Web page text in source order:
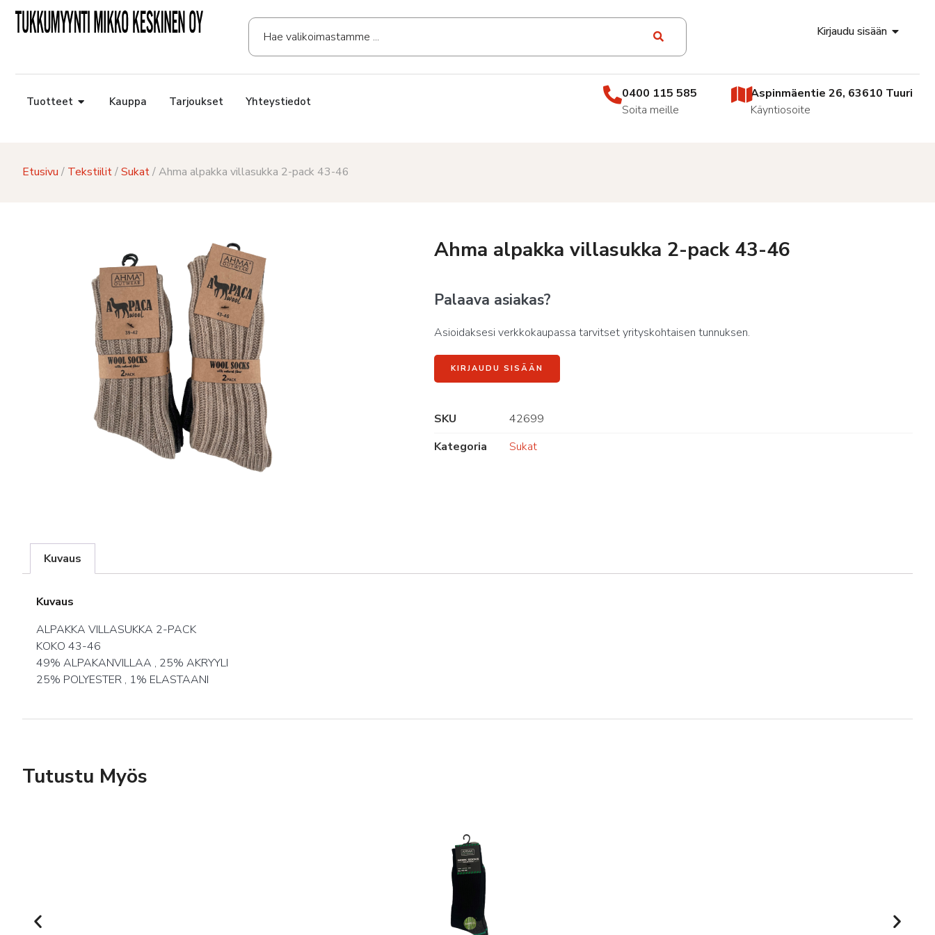
Kirjaudu sisään
Tuotteet Kauppa Tarjoukset Yhteystiedot
0400 115 585
Soita meille
Aspinmäentie 26, 63610 Tuuri
Käyntiosoite
Etusivu / Tekstiilit/Sukat/ Ahma alpakka villasukka 2-pack 43-46
Ahma alpakka villasukka 2-pack 43-46
Palaava asiakas?
Asioidaksesi verkkokaupassa tarvitset yrityskohtaisen tunnuksen.
KIRJAUDU SISÄÄN
SKU
42699
Kategoria
Sukat
Kuvaus
Kuvaus
ALPAKKA VILLASUKKA 2-PACK
KOKO 43-46
49% ALPAKANVILLAA , 25% AKRYYLI
25% POLYESTER , 1% ELASTAANI
Tutustu Myös